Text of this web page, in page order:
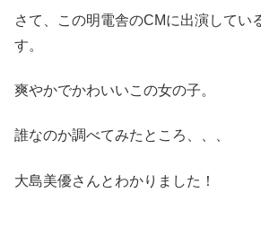
さて、この明電舎のCMに出演してい
す。
爽やかでかわいいこの女の子。
誰なのか調べてみたところ、、、
大島美優さんとわかりました！